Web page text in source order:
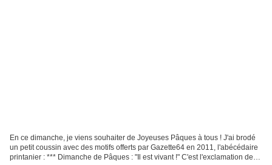
En ce dimanche, je viens souhaiter de Joyeuses Pâques à tous ! J'ai brodé
un petit coussin avec des motifs offerts par Gazette64 en 2011, l'abécédaire
printanier : *** Dimanche de Pâques : "Il est vivant !" C'est l'exclamation des